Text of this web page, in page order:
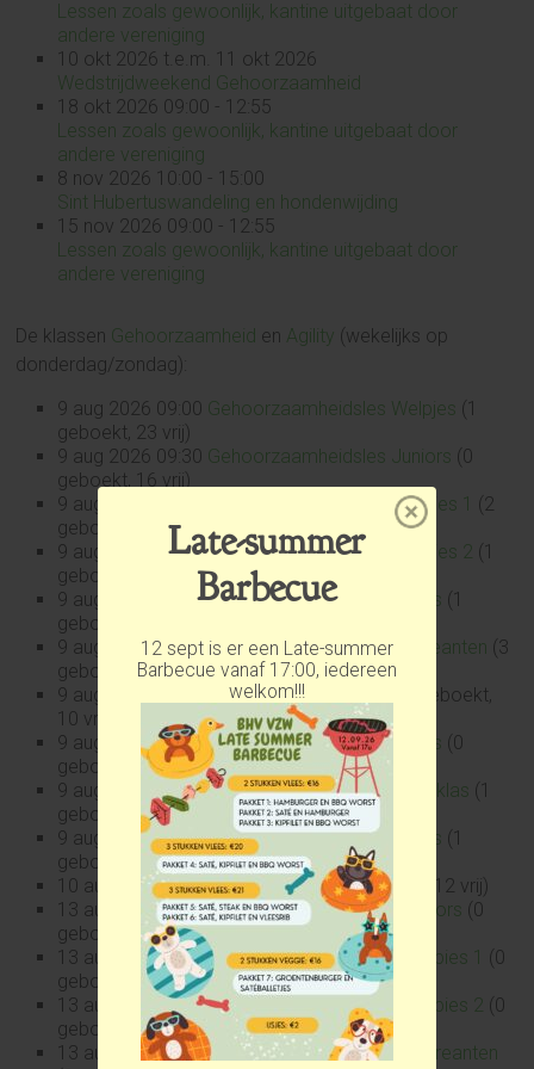
Late-summer
Barbecue
12 sept is er een Late-summer
Barbecue vanaf 17:00, iedereen
welkom!!!
Lessen zoals gewoonlijk, kantine uitgebaat door
andere vereniging
10 okt 2026 t.e.m. 11 okt 2026
Wedstrijdweekend Gehoorzaamheid
18 okt 2026 09:00 - 12:55
Lessen zoals gewoonlijk, kantine uitgebaat door
andere vereniging
8 nov 2026 10:00 - 15:00
Sint Hubertuswandeling en hondenwijding
15 nov 2026 09:00 - 12:55
Lessen zoals gewoonlijk, kantine uitgebaat door
andere vereniging
De klassen Gehoorzaamheid en Agility (wekelijks op
donderdag/zondag):
9 aug 2026 09:00 Gehoorzaamheidsles Welpjes (1
geboekt, 23 vrij)
9 aug 2026 09:30 Gehoorzaamheidsles Juniors (0
geboekt, 16 vrij)
9 aug 2026 09:30
Gehoorzaamheidsles Puppies 1 (2
geboekt, 10 vrij)
9 aug 2026 09:30Gehoorzaamheidsles Puppies 2 (1
geboekt, 11 vrij)
9 aug 2026 10:30Gehoorzaamheidsles A-klas (1
geboekt, 20 vrij)
9 aug 2026 10:30 Gehoorzaamheidsles Recreanten (3
geboekt, 9 vrij)
9 aug 2026 10:30
Introductieles puppies
(0 geboekt,
10 vrij)
9 aug 2026 11:30Gehoorzaamheidsles B-klas (0
geboekt, 16 vrij)
9 aug 2026 11:30Gehoorzaamheidsles Basisklas (1
geboekt, 17 vrij)
9 aug 2026 11:30Gehoorzaamheidsles C-klas (1
geboekt, 8 vrij)
10 aug 2026 19:00Wedstrijdklas(0 geboekt, 12 vrij)
13 aug 2026 19:30Gehoorzaamheidsles Juniors (0
geboekt, 16 vrij)
13 aug 2026 19:30 Gehoorzaamheidsles Puppies 1 (0
geboekt, 12 vrij)
13 aug 2026 19:30Gehoorzaamheidsles Puppies 2 (0
geboekt, 12 vrij)
13 aug 2026 19:30
Gehoorzaamheidsles Recreanten